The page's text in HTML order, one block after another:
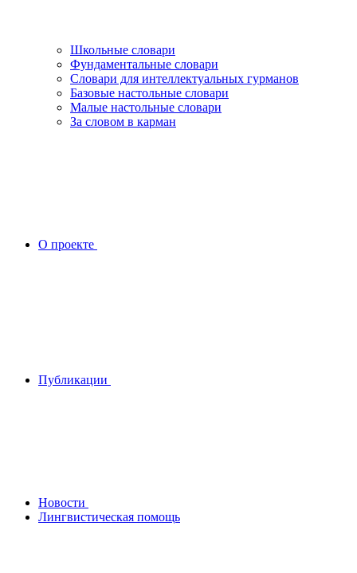
Школьные словари
Фундаментальные словари
Словари для интеллектуальных гурманов
Базовые настольные словари
Малые настольные словари
За словом в карман
О проекте
Публикации
Новости
Лингвистическая помощь